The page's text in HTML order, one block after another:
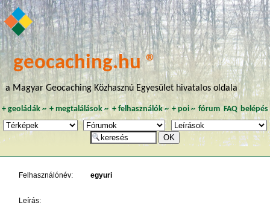
geocaching.hu ®
a Magyar Geocaching Közhasznú Egyesület hivatalos oldala
+ geoládák~ +megtalálások~ + felhasználók~ +poi~ fórum FAQ belépés
Felhasználónév: egyuri
Leírás: